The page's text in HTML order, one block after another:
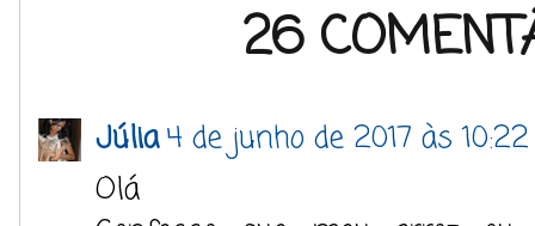
26
Júlia4 de junho de 2017 às 10:22
Olá